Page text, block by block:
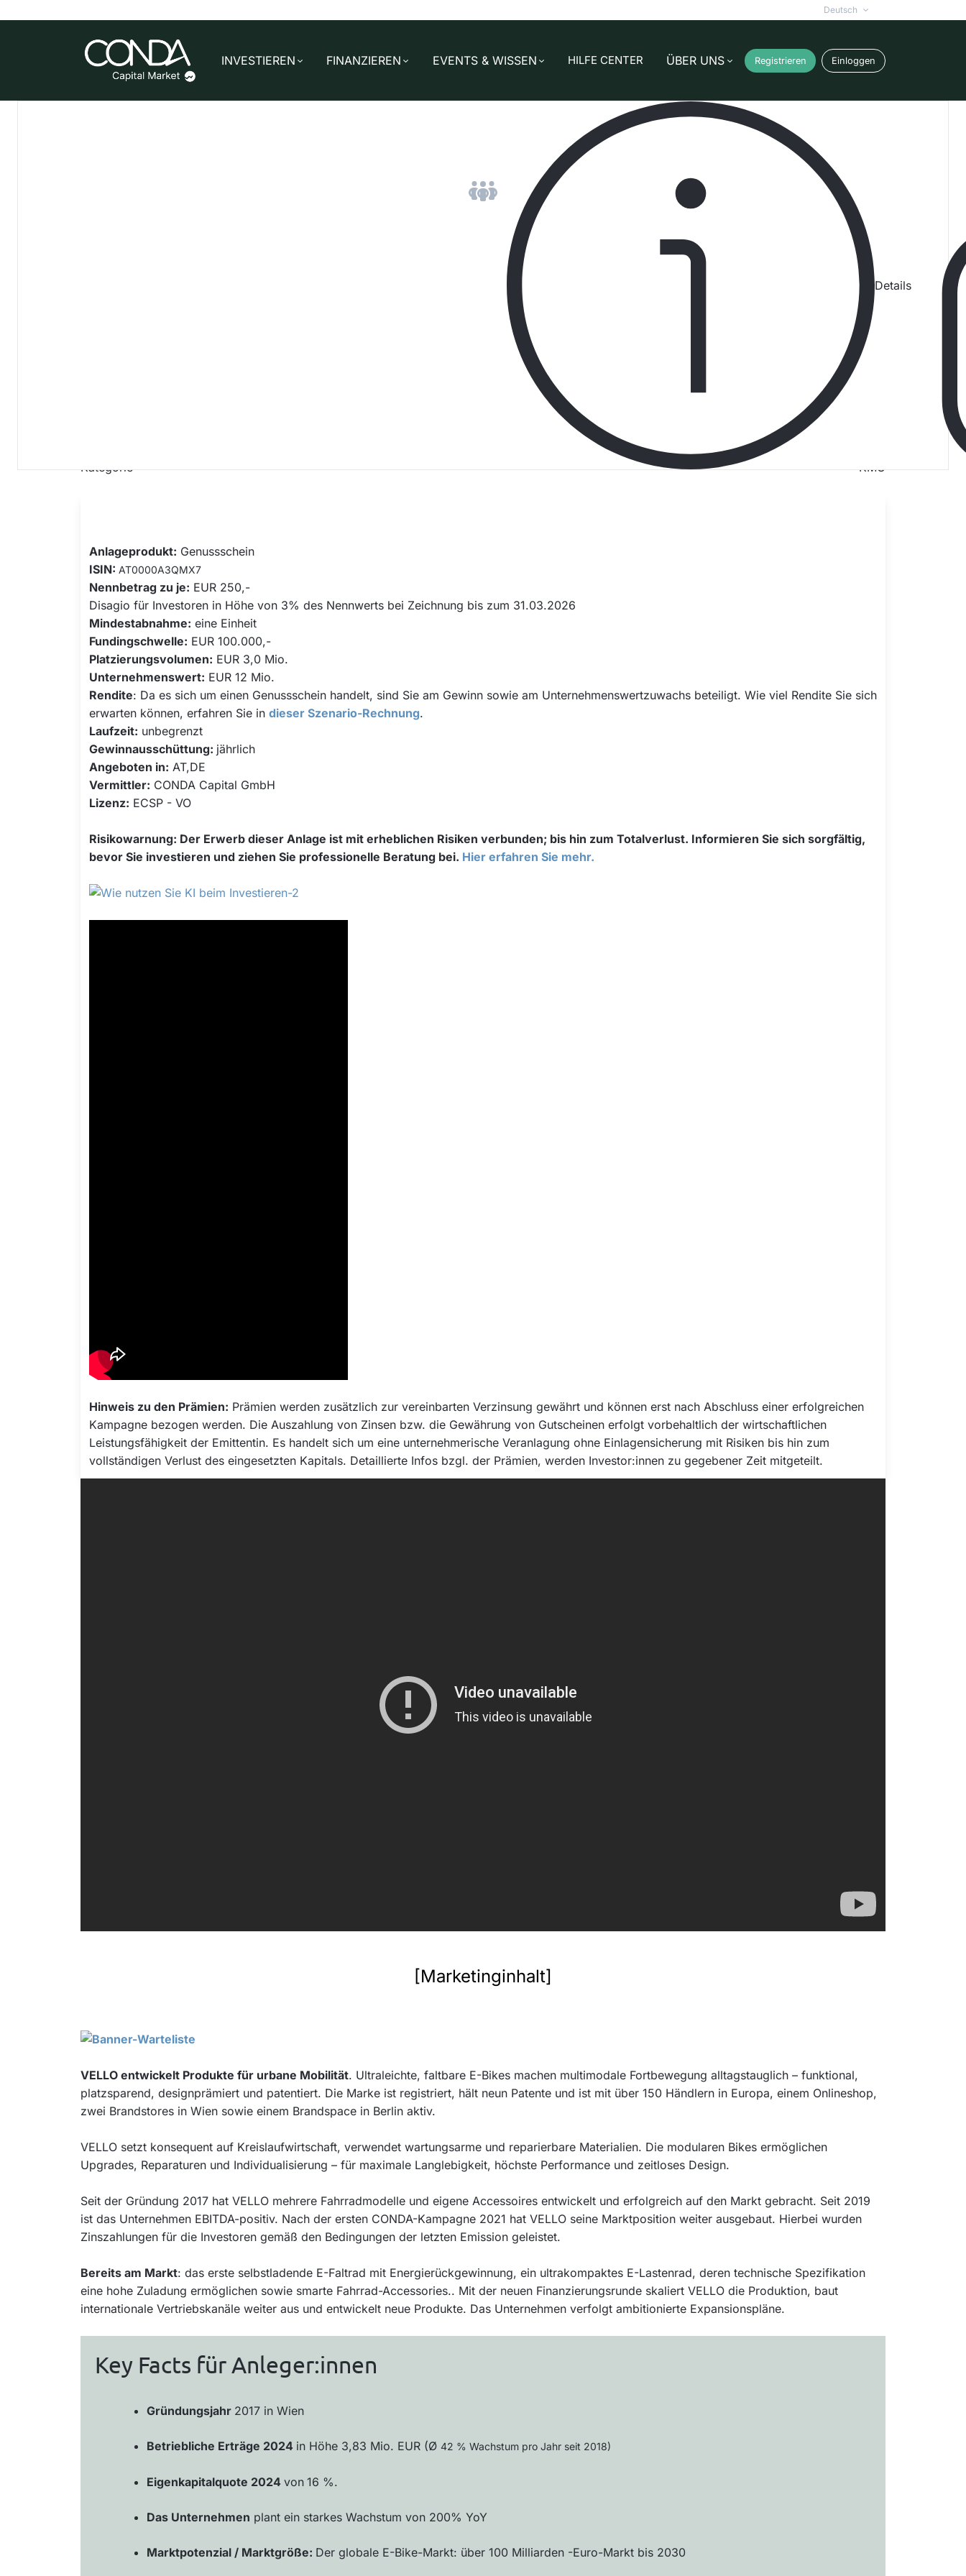
Deutsch
INVESTIEREN FINANZIEREN EVENTS & WISSEN HILFE CENTER ÜBER UNS Registrieren Einloggen
Details
VELLO BIKE - Genussschein
Wien, Österreich
VELLO BIKES ist ein österreichischer Hersteller von faltbaren Fahrrädern, E-Bikes und kompakten E-Cargobikes mit Sitz in Wien. Das Unternehmen
entwickelt und produziert innovative Fahrradmodelle sowie Zubehör für den urbanen Einsatz und kombiniert dabei funktionales Design mit
technischer Innovation.
€ 161.250
Kategorie KMU
Anlageprodukt: Genussschein
ISIN: AT0000A3QMX7
Nennbetrag zu je: EUR 250,-
Disagio für Investoren in Höhe von 3% des Nennwerts bei Zeichnung bis zum 31.03.2026
Mindestabnahme: eine Einheit
Fundingschwelle: EUR 100.000,-
Platzierungsvolumen: EUR 3,0 Mio.
Unternehmenswert: EUR 12 Mio.
Rendite: Da es sich um einen Genussschein handelt, sind Sie am Gewinn sowie am Unternehmenswertzuwachs beteiligt. Wie viel Rendite Sie sich
erwarten können, erfahren Sie in dieser Szenario-Rechnung.
Laufzeit: unbegrenzt
Gewinnausschüttung: jährlich
Angeboten in: AT,DE
Vermittler: CONDA Capital GmbH
Lizenz: ECSP - VO
Risikowarnung: Der Erwerb dieser Anlage ist mit erheblichen Risiken verbunden; bis hin zum Totalverlust. Informieren Sie sich sorgfältig,
bevor Sie investieren und ziehen Sie professionelle Beratung bei. Hier erfahren Sie mehr.
Hinweis zu den Prämien: Prämien werden zusätzlich zur vereinbarten Verzinsung gewährt und können erst nach Abschluss einer erfolgreichen
Kampagne bezogen werden. Die Auszahlung von Zinsen bzw. die Gewährung von Gutscheinen erfolgt vorbehaltlich der wirtschaftlichen
Leistungsfähigkeit der Emittentin. Es handelt sich um eine unternehmerische Veranlagung ohne Einlagensicherung mit Risiken bis hin zum
vollständigen Verlust des eingesetzten Kapitals. Detaillierte Infos bzgl. der Prämien, werden Investor:innen zu gegebener Zeit mitgeteilt.
[Marketinginhalt]
VELLO entwickelt Produkte für urbane Mobilität. Ultraleichte, faltbare E-Bikes machen multimodale Fortbewegung alltagstauglich – funktional,
platzsparend, designprämiert und patentiert. Die Marke ist registriert, hält neun Patente und ist mit über 150 Händlern in Europa, einem Onlineshop,
zwei Brandstores in Wien sowie einem Brandspace in Berlin aktiv.
VELLO setzt konsequent auf Kreislaufwirtschaft, verwendet wartungsarme und reparierbare Materialien. Die modularen Bikes ermöglichen
Upgrades, Reparaturen und Individualisierung – für maximale Langlebigkeit, höchste Performance und zeitloses Design.
Seit der Gründung 2017 hat VELLO mehrere Fahrradmodelle und eigene Accessoires entwickelt und erfolgreich auf den Markt gebracht. Seit 2019
ist das Unternehmen EBITDA-positiv. Nach der ersten CONDA-Kampagne 2021 hat VELLO seine Marktposition weiter ausgebaut. Hierbei wurden
Zinszahlungen für die Investoren gemäß den Bedingungen der letzten Emission geleistet.
Bereits am Markt: das erste selbstladende E-Faltrad mit Energierückgewinnung, ein ultrakompaktes E-Lastenrad, deren technische Spezifikation
eine hohe Zuladung ermöglichen sowie smarte Fahrrad-Accessories.. Mit der neuen Finanzierungsrunde skaliert VELLO die Produktion, baut
internationale Vertriebskanäle weiter aus und entwickelt neue Produkte. Das Unternehmen verfolgt ambitionierte Expansionspläne.
Key Facts für Anleger:innen
Gründungsjahr 2017 in Wien
Betriebliche Erträge 2024 in Höhe 3,83 Mio. EUR (Ø 42 % Wachstum pro Jahr seit 2018)
Eigenkapitalquote 2024 von 16 %.
Das Unternehmen plant ein starkes Wachstum von 200% YoY
Marktpotenzial / Marktgröße: Der globale E-Bike-Markt: über 100 Milliarden -Euro-Markt bis 2030